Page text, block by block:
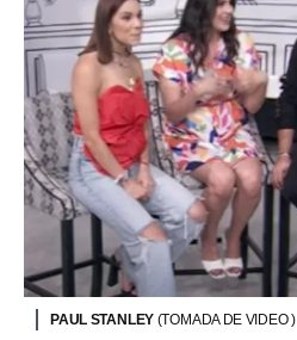
PAUL STANLEY (TOMADA DE VIDEO )